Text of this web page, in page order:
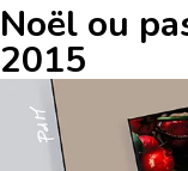
Noël ou
2015